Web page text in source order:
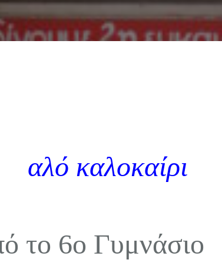
αλό καλοκαίρι
το 6ο Γυμνάσιο